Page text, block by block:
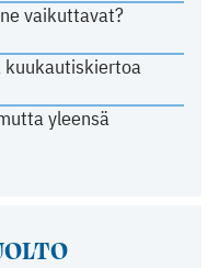
vaikuttavat?
kuukautiskiertoa
yleensä